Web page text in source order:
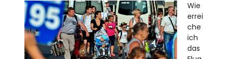
Wie
errei
che
ich
das